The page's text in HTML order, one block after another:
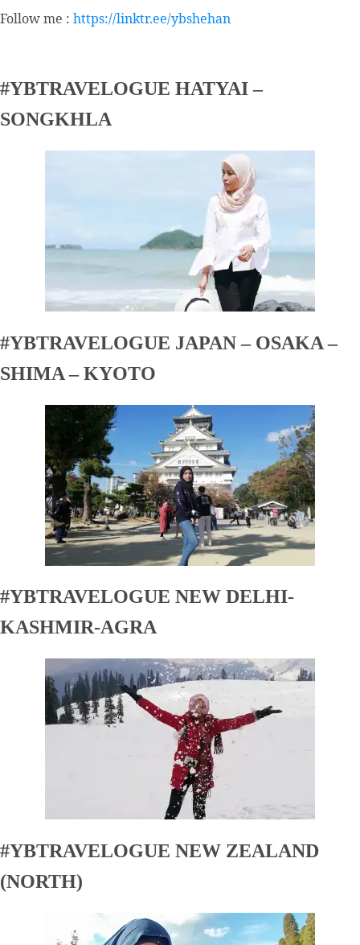
Follow me : https://linktr.ee/ybshehan
#YBTRAVELOGUE HATYAI –
SONGKHLA
#YBTRAVELOGUE JAPAN – OSAKA –
SHIMA – KYOTO
#YBTRAVELOGUE NEW DELHI-
KASHMIR-AGRA
#YBTRAVELOGUE NEW ZEALAND
(NORTH)